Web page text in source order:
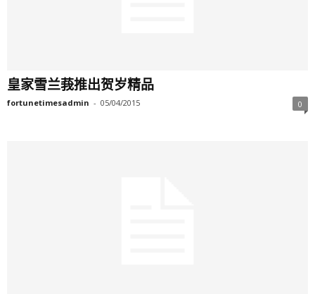
皇家雪兰莪推出贺岁精品
fortunetimesadmin - 05/04/2015 0